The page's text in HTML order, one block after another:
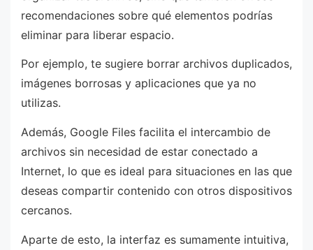
recomendaciones sobre qué elementos podrías
eliminar para liberar espacio.
Por ejemplo, te sugiere borrar archivos duplicados,
imágenes borrosas y aplicaciones que ya no
utilizas.
Además, Google Files facilita el intercambio de
archivos sin necesidad de estar conectado a
Internet, lo que es ideal para situaciones en las que
deseas compartir contenido con otros dispositivos
cercanos.
Aparte de esto, la interfaz es sumamente intuitiva,